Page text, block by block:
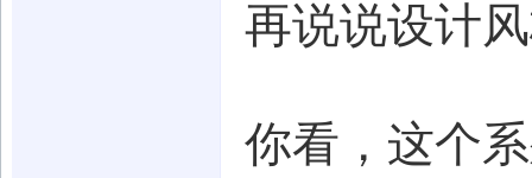
再说说设计
你看，这个